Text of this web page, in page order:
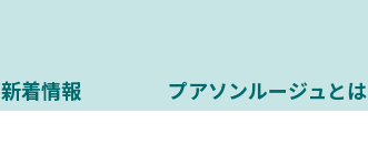
新着情報 プアソンルージュとは